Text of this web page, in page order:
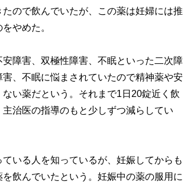
ので飲んでいたが、この薬は妊婦には推
やめた。
障害、双極性障害、不眠といった二次障
、不眠に悩まされていたので精神薬や安
い薬だという。それまで1日20錠近く飲
治医の指導のもと少しずつ減らしてい
いる人を知っているが、妊娠してからも
飲んでいたという。妊娠中の薬の服用に